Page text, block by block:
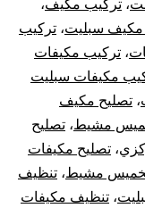
، تركيب مكيف،
مكيف سبليت، تركيب
، تركيب مكيفات
مكيفات سبليت
، تصليح مكيف
مشيط، تصليح
، تصليح مكيفات
مشيط، تنظيف
، تنظيف مكيفات